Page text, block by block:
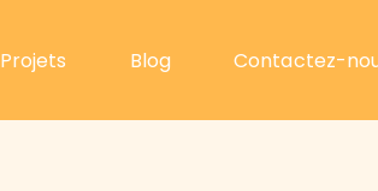
Projets Blog Contactez-